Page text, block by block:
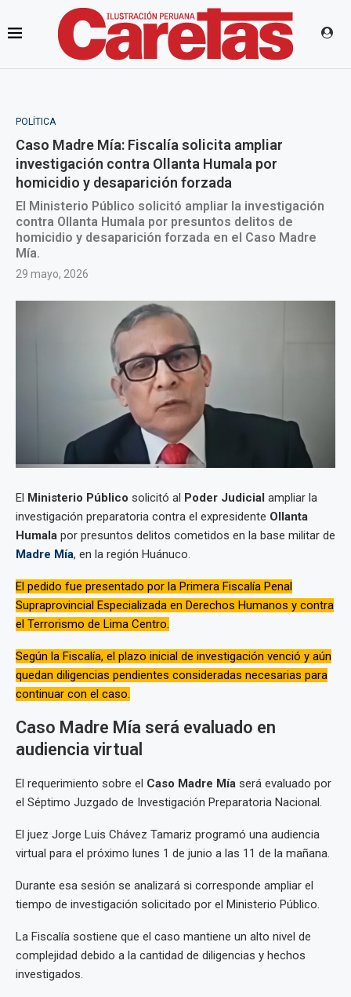
POLÍTICA
Caso Madre Mía: Fiscalía solicita ampliar
investigación contra Ollanta Humala por
homicidio y desaparición forzada
El Ministerio Público solicitó ampliar la investigación
contra Ollanta Humala por presuntos delitos de
homicidio y desaparición forzada en el Caso Madre
Mía.
29 mayo, 2026
El Ministerio Público solicitó al Poder Judicial ampliar la
investigación preparatoria contra el expresidente Ollanta
Humala por presuntos delitos cometidos en la base militar de
Madre Mía, en la región Huánuco.
El pedido fue presentado por la Primera Fiscalía Penal
Supraprovincial Especializada en Derechos Humanos y contra
el Terrorismo de Lima Centro.
Según la Fiscalía, el plazo inicial de investigación venció y aún
quedan diligencias pendientes consideradas necesarias para
continuar con el caso.
Caso Madre Mía será evaluado en
audiencia virtual
El requerimiento sobre el Caso Madre Mía será evaluado por
el Séptimo Juzgado de Investigación Preparatoria Nacional.
El juez Jorge Luis Chávez Tamariz programó una audiencia
virtual para el próximo lunes 1 de junio a las 11 de la mañana.
Durante esa sesión se analizará si corresponde ampliar el
tiempo de investigación solicitado por el Ministerio Público.
La Fiscalía sostiene que el caso mantiene un alto nivel de
complejidad debido a la cantidad de diligencias y hechos
investigados.